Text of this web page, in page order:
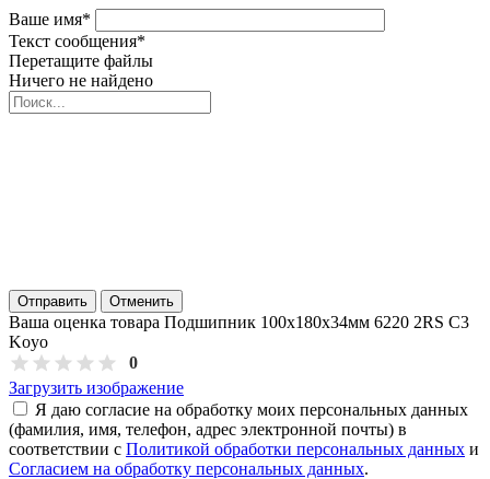
Ваше имя*
Текст сообщения*
Перетащите файлы
Ничего не найдено
Отправить Отменить
Ваша оценка товара Подшипник 100х180х34мм 6220 2RS C3
Koyo
0
Загрузить изображение
Я даю согласие на обработку моих персональных данных
(фамилия, имя, телефон, адрес электронной почты) в
соответствии с Политикой обработки персональных данных и
Согласием на обработку персональных данных.